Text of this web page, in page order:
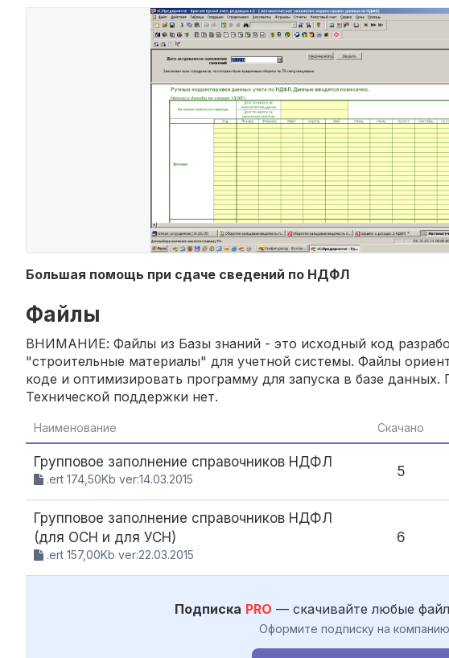
Большая помощь при сдаче сведений по НДФЛ
Файлы
ВНИМАНИЕ: Файлы из Базы знаний - это исходный код
"строительные материалы" для учетной системы. Файлы
коде и оптимизировать программу для запуска в базе данных.
Технической поддержки нет.
Наименование Скачано
Групповое заполнение справочников НДФЛ
.ert 174,50Kb ver:14.03.2015 5
Групповое заполнение справочников НДФЛ
(для ОСН и для УСН)
.ert 157,00Kb ver:22.03.2015
6
Подписка PRO — скачивайте любые
Оформите подписку на